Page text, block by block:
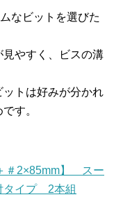
なビットを選びた
やすく、ビスの溝
トは好みが分かれ
す。
2×85mm】 スー
タイプ 2本組